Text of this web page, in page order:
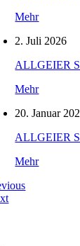
Mehr
2. Juli 2026
ALLGEIER
Mehr
20. Januar
ALLGEIER
Mehr